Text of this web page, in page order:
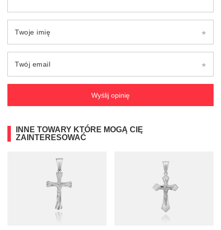
Twoje imię
Twój email
Wyślij opinię
INNE TOWARY KTÓRE MOGĄ CIĘ
ZAINTERESOWAĆ